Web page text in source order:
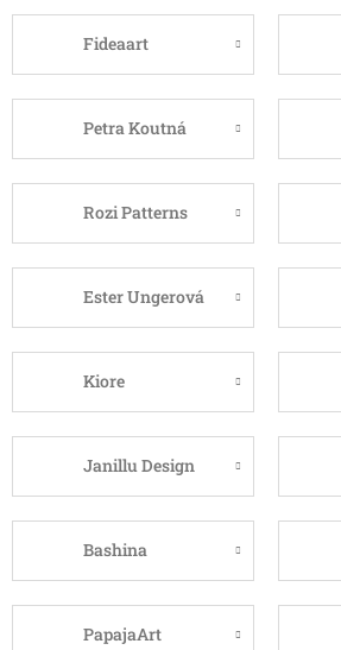
Fideaart
Petra Koutná
Rozi Patterns
Ester Ungerová
Kiore
Janillu Design
Bashina
PapajaArt